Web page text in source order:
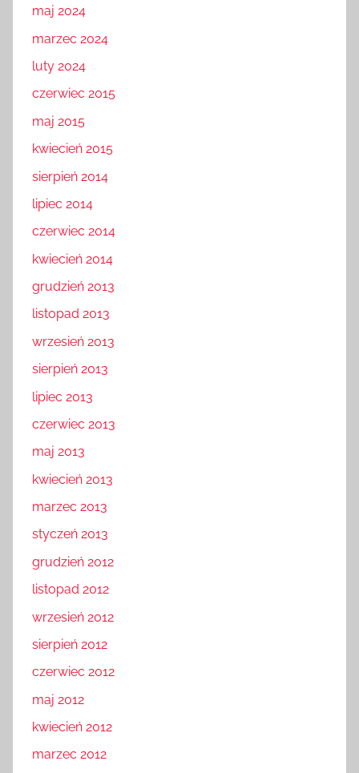
maj 2024
marzec 2024
luty 2024
czerwiec 2015
maj 2015
kwiecień 2015
sierpień 2014
lipiec 2014
czerwiec 2014
kwiecień 2014
grudzień 2013
listopad 2013
wrzesień 2013
sierpień 2013
lipiec 2013
czerwiec 2013
maj 2013
kwiecień 2013
marzec 2013
styczeń 2013
grudzień 2012
listopad 2012
wrzesień 2012
sierpień 2012
czerwiec 2012
maj 2012
kwiecień 2012
marzec 2012